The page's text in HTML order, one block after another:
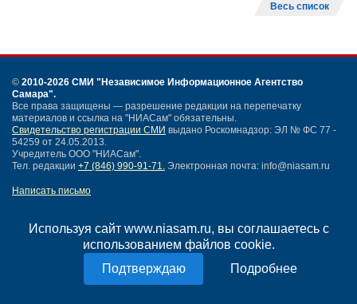
Используя сайт www.niasam.ru, вы соглашаетесь с
использованием файлов cookie.
Подробнее
Весь список
© 2010-2026 СМИ "Независимое Информационное Агентство
Самара".
Все права защищены — разрешение редакции на перепечатку
материалов и ссылка на "НИАСам" обязательны.
Свидетельство регистрации СМИ выдано Роскомнадзор: ЭЛ № ФС 77 -
54259 от 24.05.2013.
Учредитель ООО "НИАСам".
Тел. редакции +7 (846) 990-91-71. Электронная почта: info@niasam.ru
Написать письмо
Нашли ошибку?
Политика конфиденциальности
Согласие на обработку персональных данных